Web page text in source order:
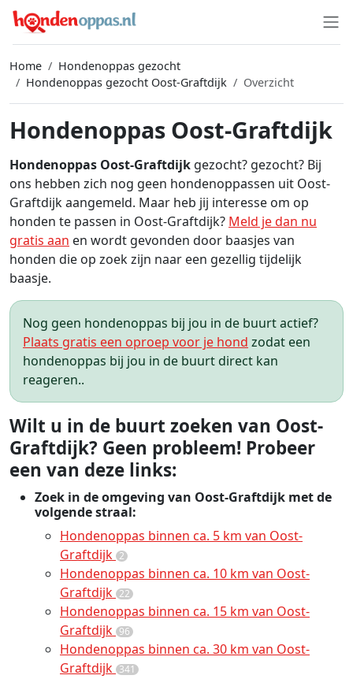
Home
Hondenoppas gezocht
Hondenoppas gezocht Oost-Graftdijk
Overzicht
Hondenoppas Oost-Graftdijk
Hondenoppas Oost-Graftdijk gezocht? gezocht? Bij
ons hebben zich nog geen hondenoppassen uit Oost-
Graftdijk aangemeld. Maar heb jij interesse om op
honden te passen in Oost-Graftdijk? Meld je dan nu
gratis aan en wordt gevonden door baasjes van
honden die op zoek zijn naar een gezellig tijdelijk
baasje.
Nog geen hondenoppas bij jou in de buurt actief?
Plaats gratis een oproep voor je hond zodat een
hondenoppas bij jou in de buurt direct kan
reageren..
Wilt u in de buurt zoeken van Oost-
Graftdijk? Geen probleem! Probeer
een van deze links:
Zoek in de omgeving van Oost-Graftdijk met de
volgende straal:
Hondenoppas binnen ca. 5 km van Oost-
Graftdijk 2
Hondenoppas binnen ca. 10 km van Oost-
Graftdijk 22
Hondenoppas binnen ca. 15 km van Oost-
Graftdijk 96
Hondenoppas binnen ca. 30 km van Oost-
Graftdijk 341